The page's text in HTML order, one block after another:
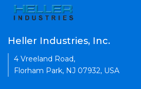
Heller Industries, Inc.
4 Vreeland Road,
Florham Park, NJ 07932, USA